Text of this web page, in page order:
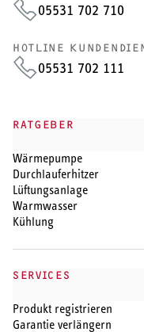
05531 702 710
HOTLINE
05531 702 111
RATGEBER
Wärmepumpe
Durchlauferhitzer
Lüftungsanlage
Warmwasser
Kühlung
SERVICES
Produkt registrieren
Garantie verlängern